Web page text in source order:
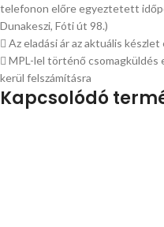
telefonon előre egyeztetett
Dunakeszi, Fóti út 98.)
Az eladási ár az aktuális
MPL-lel történő csomagküldés
kerül felszámításra
Kapcsolódó